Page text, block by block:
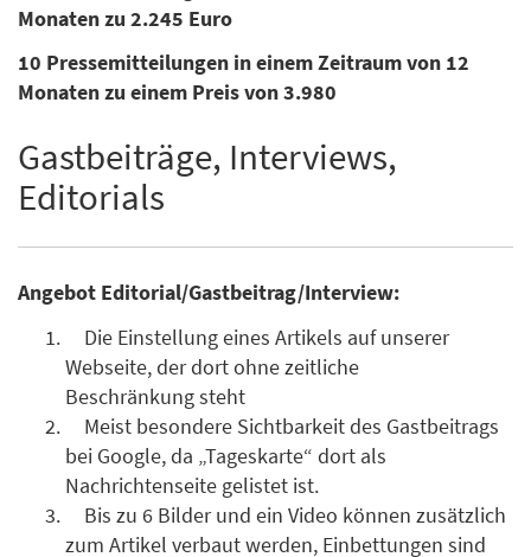
Monaten zu 2.245 Euro
10 Pressemitteilungen in einem Zeitraum von 12
Monaten zu einem Preis von 3.980
Gastbeiträge, Interviews,
Editorials
Angebot Editorial/Gastbeitrag/Interview:
Die Einstellung eines Artikels auf unserer
Webseite, der dort ohne zeitliche
Beschränkung steht
Meist besondere Sichtbarkeit des Gastbeitrags
bei Google, da „Tageskarte“ dort als
Nachrichtenseite gelistet ist.
Bis zu 6 Bilder und ein Video können zusätzlich
zum Artikel verbaut werden, Einbettungen sind